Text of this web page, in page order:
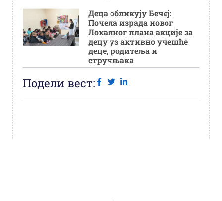
Деца обликују Бечеј:
Почела израда новог
Локалног плана акције за
децу уз активно учешће
деце, родитеља и
стручњака
Подели вест: